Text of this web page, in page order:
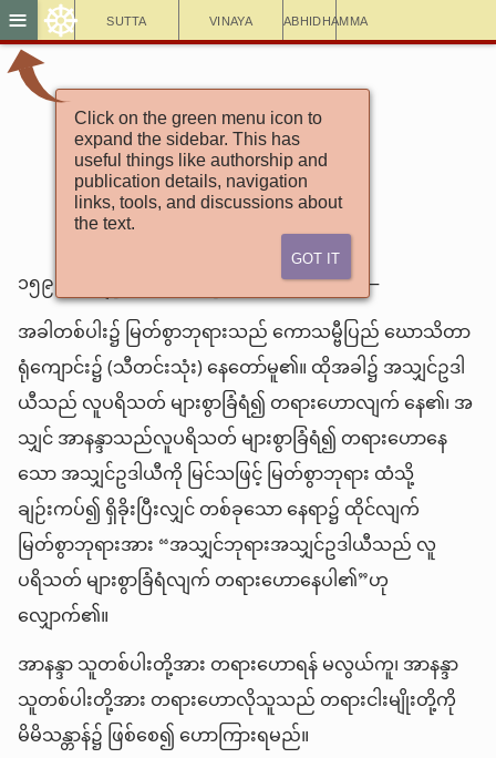
Sutta Vinaya Abhidhamma
≡ ☸
Click on the green menu icon to
expand the sidebar. This has
useful things like authorship and
publication details, navigation
links, tools, and discussions about
the text.
Got It
အင်္ဂုတ္တရနိကာယ်
(၁၆) ၁-သဒ္ဓမ္မဝဂ်
၉-ဥဒါယီသုတ်
၁၅၉။ အကျွန်ုပ်သည် ဤသို့ ကြားနာခဲ့ရပါသည်—
အခါတစ်ပါး၌ မြတ်စွာဘုရားသည် ကောသမ္ဗီပြည် ဃောသိတာ
ရုံကျောင်း၌ (သီတင်းသုံး) နေတော်မူ၏။ ထိုအခါ၌ အသျှင်ဥဒါ
ယီသည် လူပရိသတ် များစွာခြံရံ၍ တရားဟောလျက် နေ၏၊ အ
သျှင် အာနန္ဒာသည်လူပရိသတ် များစွာခြံရံ၍ တရားဟောနေ
သော အသျှင်ဥဒါယီကို မြင်သဖြင့် မြတ်စွာဘုရား ထံသို့
ချဉ်းကပ်၍ ရှိခိုးပြီးလျှင် တစ်ခုသော နေရာ၌ ထိုင်လျက်
မြတ်စွာဘုရားအား “အသျှင်ဘုရားအသျှင်ဥဒါယီသည် လူ
ပရိသတ် များစွာခြံရံလျက် တရားဟောနေပါ၏”ဟု
လျှောက်၏။
အာနန္ဒာ သူတစ်ပါးတို့အား တရားဟောရန် မလွယ်ကူ၊ အာနန္ဒာ
သူတစ်ပါးတို့အား တရားဟောလိုသူသည် တရားငါးမျိုးတို့ကို
မိမိသန္တာန်၌ ဖြစ်စေ၍ ဟောကြားရမည်။